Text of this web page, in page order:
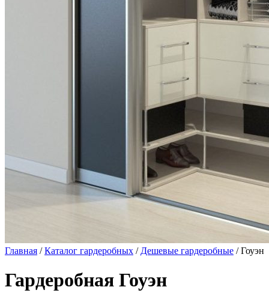
Главная /Каталог гардеробных / Дешевые гардеробные / Гоуэн
Гардеробная Гоуэн